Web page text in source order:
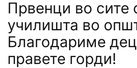
Првенци во сите
училишта во
Благодариме
правете горди!